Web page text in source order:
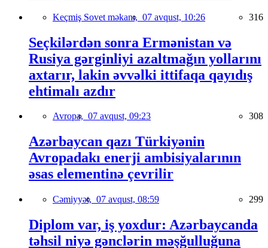
Keçmiş Sovet məkanı, 07 avqust, 10:26 316
Seçkilərdən sonra Ermənistan və
Rusiya gərginliyi azaltmağın yollarını
axtarır, lakin əvvəlki ittifaqa qayıdış
ehtimalı azdır
Avropa, 07 avqust, 09:23 308
Azərbaycan qazı Türkiyənin
Avropadakı enerji ambisiyalarının
əsas elementinə çevrilir
Cəmiyyət, 07 avqust, 08:59 299
Diplom var, iş yoxdur: Azərbaycanda
təhsil niyə gənclərin məşğulluğuna